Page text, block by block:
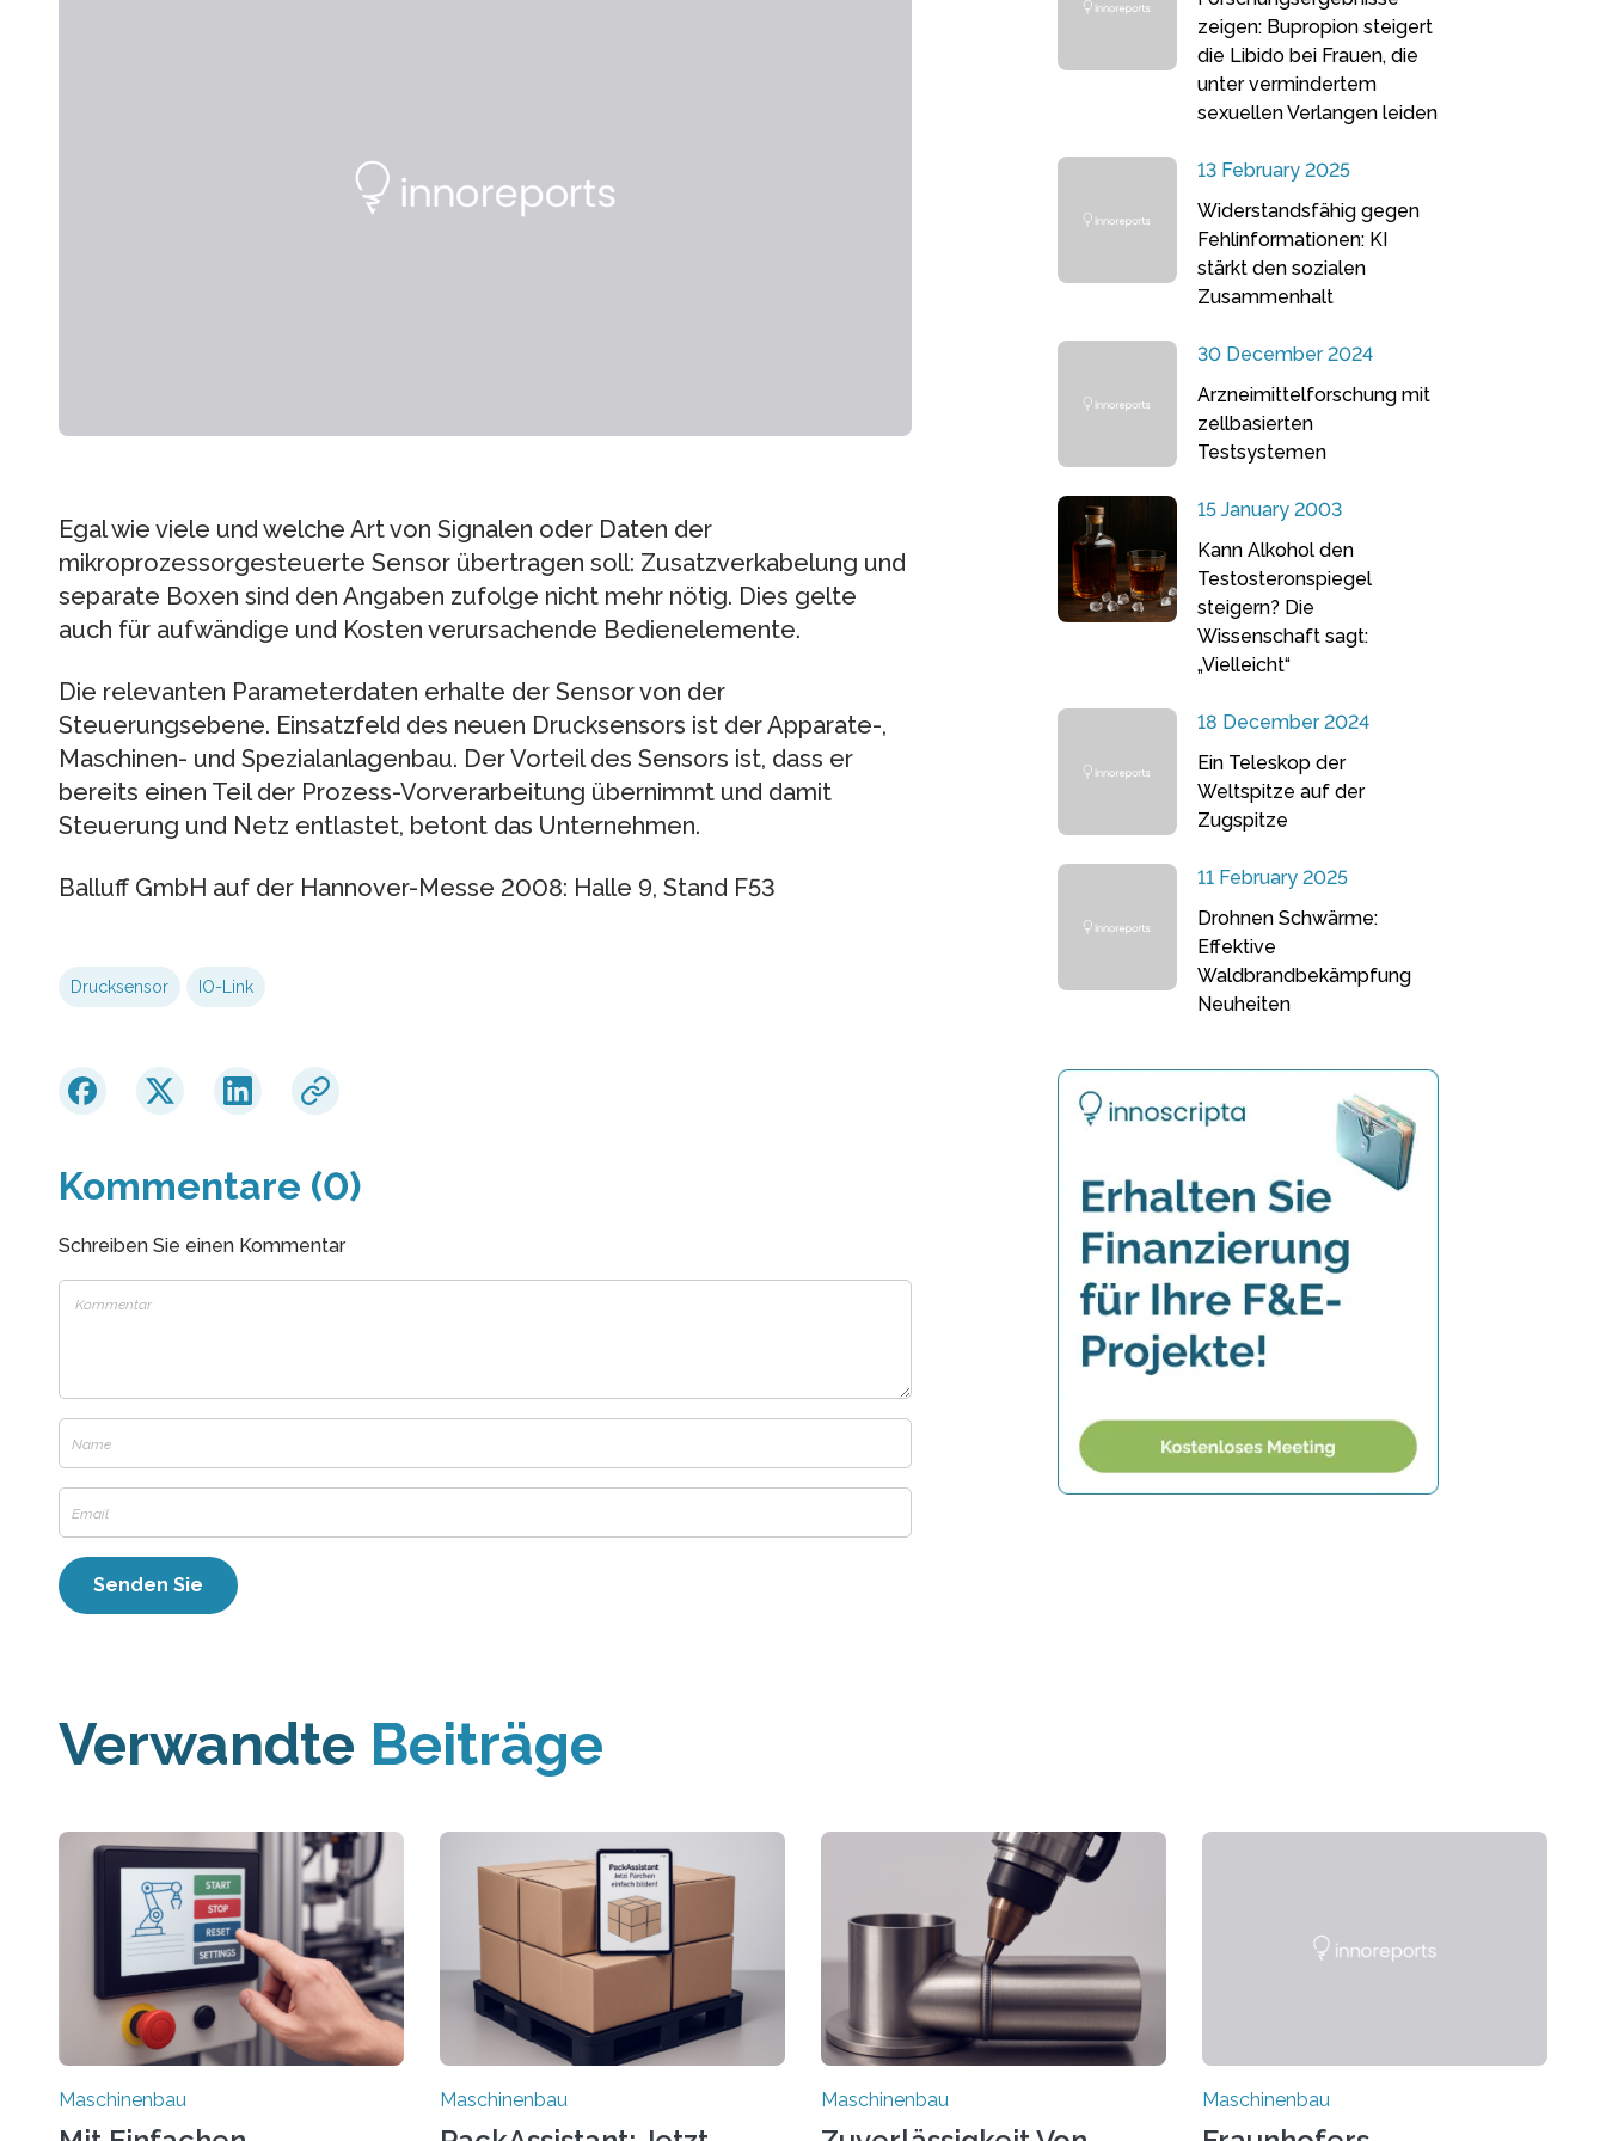
Egal wie viele und welche Art von Signalen oder Daten der
mikroprozessorgesteuerte Sensor übertragen soll: Zusatzverkabelung und
separate Boxen sind den Angaben zufolge nicht mehr nötig. Dies gelte
auch für aufwändige und Kosten verursachende Bedienelemente.
Die relevanten Parameterdaten erhalte der Sensor von der
Steuerungsebene. Einsatzfeld des neuen Drucksensors ist der Apparate-,
Maschinen- und Spezialanlagenbau. Der Vorteil des Sensors ist, dass er
bereits einen Teil der Prozess-Vorverarbeitung übernimmt und damit
Steuerung und Netz entlastet, betont das Unternehmen.
Balluff GmbH auf der Hannover-Messe 2008: Halle 9, Stand F53
Drucksensor IO-Link
Kommentare (0)
Schreiben Sie einen Kommentar
zeigen: Bupropion steigert
die Libido bei Frauen, die
unter vermindertem
sexuellen Verlangen leiden
13 February 2025
Widerstandsfähig gegen
Fehlinformationen: KI
stärkt den sozialen
Zusammenhalt
30 December 2024
Arzneimittelforschung mit
zellbasierten
Testsystemen
15 January 2003
Kann Alkohol den
Testosteronspiegel
steigern? Die
Wissenschaft sagt:
„Vielleicht“
18 December 2024
Ein Teleskop der
Weltspitze auf der
Zugspitze
11 February 2025
Drohnen Schwärme:
Effektive
Waldbrandbekämpfung
Neuheiten
Verwandte Beiträge
Maschinenbau Maschinenbau Maschinenbau Maschinenbau